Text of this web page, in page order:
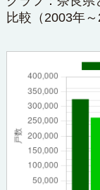
比較（2003年～